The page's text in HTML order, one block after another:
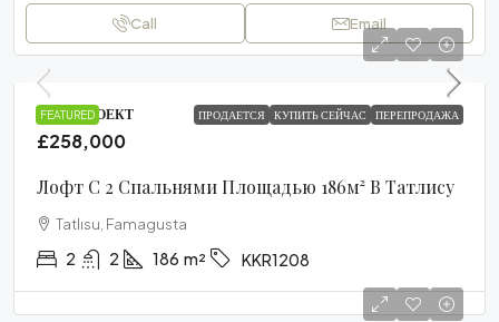
Call Email
FEATURED ПРОДАЕТСЯ КУПИТЬ СЕЙЧАС ПЕРЕПРОДАЖА
LOFT, ПРОЕКТ
£258,000
Лофт С 2 Спальнями Площадью 186м² В Татлису
Tatlısu, Famagusta
2 2 186 m² KKR1208